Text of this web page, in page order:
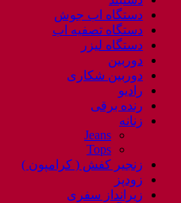
دستگاه اب جوش
دستگاه تصفیه اب
دستگاه لیزر
دوربین
دوربین شکاری
رادیو
رنده برقی
زنانه
Jeans
Tops
زنجیر کفش ( کرامپون )
زودپز
زیرانداز سفری